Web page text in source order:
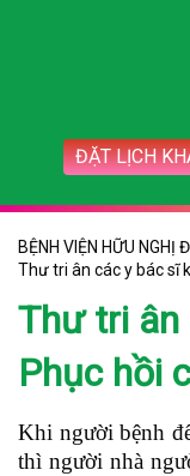
ĐẶT LỊCH
BỆNH VIỆN HỮU NGHỊ
Thư tri ân các y bác sĩ
Thư tri ân
Phục hồi
Khi người bệnh
thì người nhà